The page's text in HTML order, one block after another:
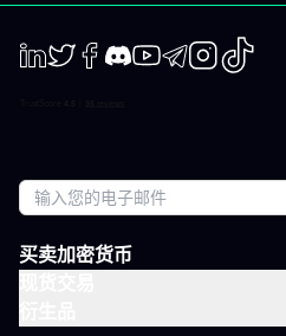
流与真实投资者行为。不是猜测，
举个例子，一天的节奏大致如下：
基调。 09:12 今日计划，CAC 40 明
点。 14:30 中期简报，黄金 趋势形
医疗 加密货币：BTC、ETH、SOL
油、白银 ETF：SPY、QQQ、MSCI
何定位？ IVLite特意定位于免费账
内容但不需要全方位陪伴，这是最
VIP 晨间简报
买卖加密货币
Telegram
Instagram